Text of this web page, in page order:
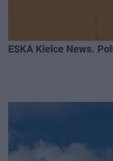
ESKA Kielce News.